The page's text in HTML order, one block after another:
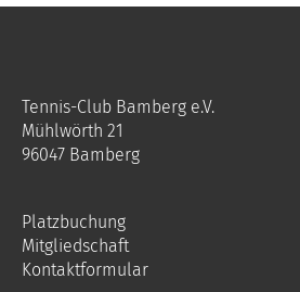
Tennis-Club Bamberg e.V.
Mühlwörth 21
96047 Bamberg
Platzbuchung
Mitgliedschaft
Kontaktformular